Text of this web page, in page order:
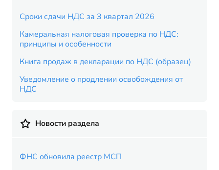
Сроки сдачи НДС за 3 квартал 2026
Камеральная налоговая проверка по НДС:
принципы и особенности
Книга продаж в декларации по НДС (образец)
Уведомление о продлении освобождения от
НДС
Новости раздела
ФНС обновила реестр МСП